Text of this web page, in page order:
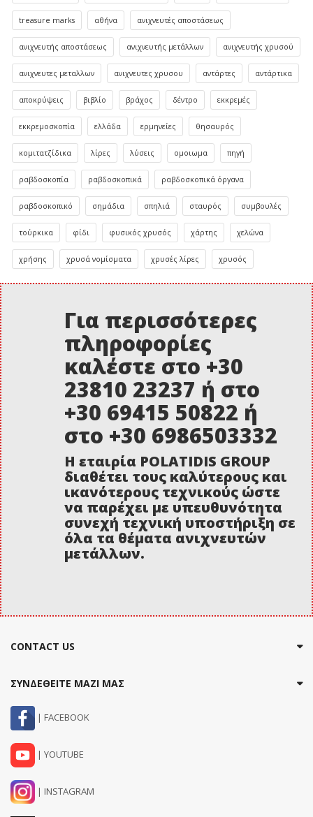
treasure marks αθήνα ανιχνευτές αποστάσεως
ανιχνευτής αποστάσεως ανιχνευτής μετάλλων ανιχνευτής χρυσού
ανιχνευτες μεταλλων ανιχνευτες χρυσου αντάρτες αντάρτικα
αποκρύψεις βιβλίο βράχος δέντρο εκκρεμές
εκκρεμοσκοπία ελλάδα ερμηνείες θησαυρός
κομιτατζίδικα λίρες λύσεις ομοιωμα πηγή
ραβδοσκοπία ραβδοσκοπικά ραβδοσκοπικά όργανα
ραβδοσκοπικό σημάδια σπηλιά σταυρός συμβουλές
τούρκικα φίδι φυσικός χρυσός χάρτης χελώνα
χρήσης χρυσά νομίσματα χρυσές λίρες χρυσός
Για περισσότερες
πληροφορίες
καλέστε στο +30
23810 23237 ή στο
+30 69415 50822 ή
στο +30 6986503332
Η εταιρία POLATIDIS GROUP
διαθέτει τους καλύτερους και
ικανότερους τεχνικούς ώστε
να παρέχει με υπευθυνότητα
συνεχή τεχνική υποστήριξη σε
όλα τα θέματα ανιχνευτών
μετάλλων.
CONTACT US
ΣΥΝΔΕΘΕΙΤΕ ΜΑΖΙ ΜΑΣ
| FACEBOOK
| YOUTUBE
| INSTAGRAM